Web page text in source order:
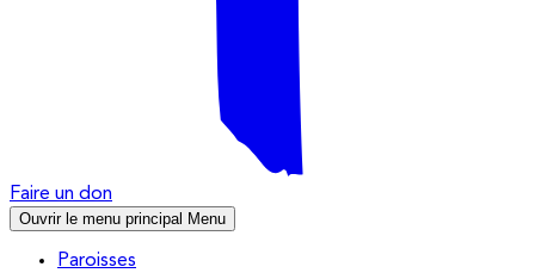
Faire un don
Ouvrir le menu principal Menu
Paroisses